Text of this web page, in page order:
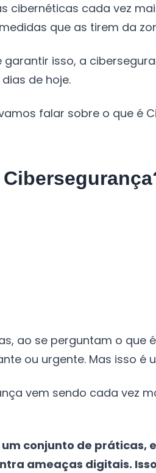
cibernéticas cada vez
que as tirem da
garantir isso, a
de hoje.
falar sobre o que é
ao se perguntam o que
ou urgente. Mas isso é
vem sendo cada vez
conjunto de práticas,
ameaças digitais.